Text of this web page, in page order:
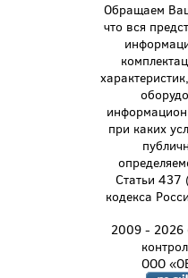
Обращаем
что вся
при каких
Статьи 437
кодекса
2009 -
ООО